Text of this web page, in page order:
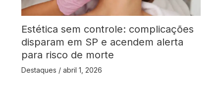
Estética sem controle: complicações
disparam em SP e acendem alerta
para risco de morte
Destaques / abril 1, 2026